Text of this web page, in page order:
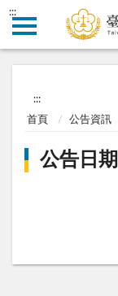
:::
:::
首頁 公告資訊
公告日